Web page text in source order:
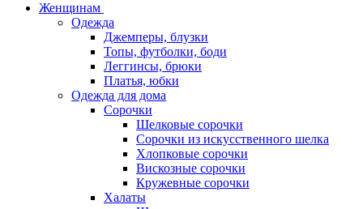
Женщинам
Одежда
Джемперы, блузки
Топы, футболки, боди
Леггинсы, брюки
Платья, юбки
Одежда для дома
Сорочки
Шелковые сорочки
Сорочки из искусственного шелка
Хлопковые сорочки
Вискозные сорочки
Кружевные сорочки
Халаты